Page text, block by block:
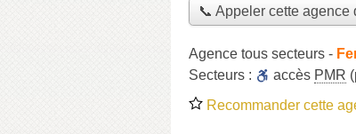
📞 Appeler cette agence
Agence tous secteurs -
Secteurs :
accès PMR
Recommander cette